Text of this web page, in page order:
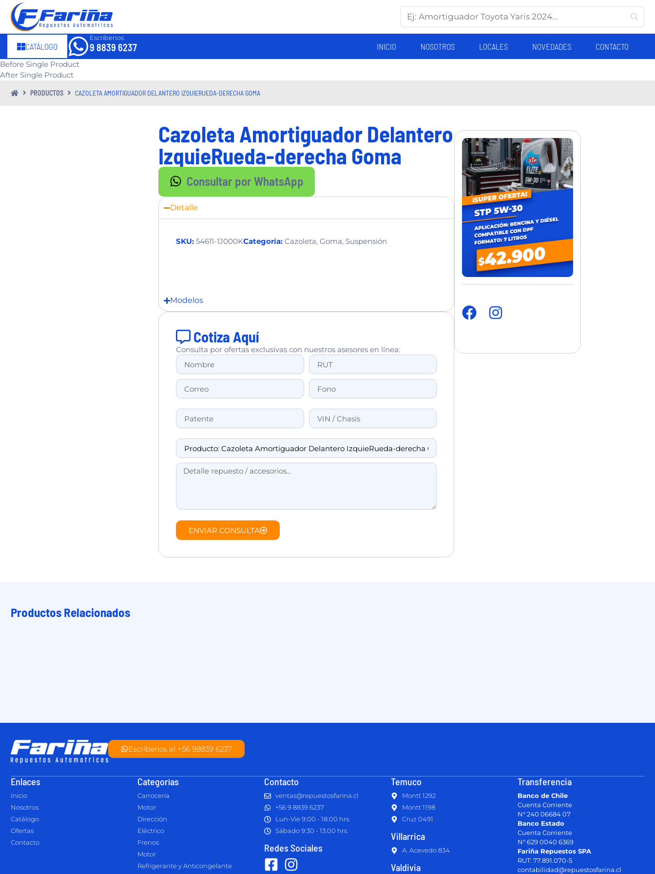
CATÁLOGO
Escríbenos
9 8839 6237 INICIO NOSOTROS LOCALES NOVEDADES CONTACTO
Before Single Product
After Single Product
PRODUCTOS CAZOLETA AMORTIGUADOR DELANTERO IZQUIERUEDA-DERECHA GOMA
Cazoleta Amortiguador Delantero
IzquieRueda-derecha Goma
Consultar por WhatsApp
Detalle
SKU: 54611-1J000KCategoría: Cazoleta, Goma, Suspensión
Modelos
Cotiza Aquí
Consulta por ofertas exclusivas con nuestros asesores en línea:
ENVIAR CONSULTA
Productos Relacionados
Escríbenos al +56 98839 6237
Enlaces
Inicio
Nosotros
Catálogo
Ofertas
Contacto
Categorías
Carrocería
Motor
Dirección
Eléctrico
Frenos
Motor
Refrigerante y Anticongelante
Contacto
ventas@repuestosfarina.cl
+56 9 8839 6237
Lun-Vie 9:00 - 18:00 hrs.
Sábado 9:30 - 13:00 hrs.
Redes Sociales
Temuco
Montt 1292
Montt 1198
Cruz 0491
Villarrica
A. Acevedo 834
Valdivia
Transferencia
Banco de Chile
Cuenta Corriente
N° 240 06684 07
Banco Estado
Cuenta Corriente
N° 629 0040 6369
Fariña Repuestos SPA
RUT: 77.891.070-5
contabilidad@repuestosfarina.cl